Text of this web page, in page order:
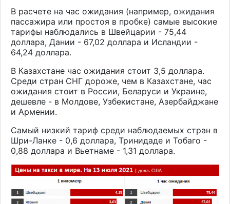
В расчете на час ожидания (например, ожидания
пассажира или простоя в пробке) самые высокие
тарифы наблюдались в Швейцарии - 75,44
доллара, Дании - 67,02 доллара и Исландии -
64,24 доллара.
В Казахстане час ожидания стоит 3,5 доллара.
Среди стран СНГ дороже, чем в Казахстане, час
ожидания стоит в России, Беларуси и Украине,
дешевле - в Молдове, Узбекистане, Азербайджане
и Армении.
Самый низкий тариф среди наблюдаемых стран в
Шри-Ланке - 0,6 доллара, Тринидаде и Тобаго -
0,88 доллара и Вьетнаме - 1,31 доллара.